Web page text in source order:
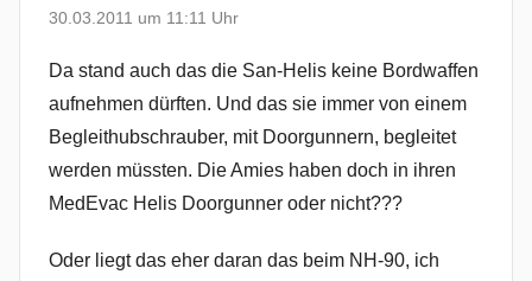
30.03.2011 um 11:11 Uhr
Da stand auch das die San-Helis keine Bordwaffen
aufnehmen dürften. Und das sie immer von einem
Begleithubschrauber, mit Doorgunnern, begleitet
werden müssten. Die Amies haben doch in ihren
MedEvac Helis Doorgunner oder nicht???
Oder liegt das eher daran das beim NH-90, ich